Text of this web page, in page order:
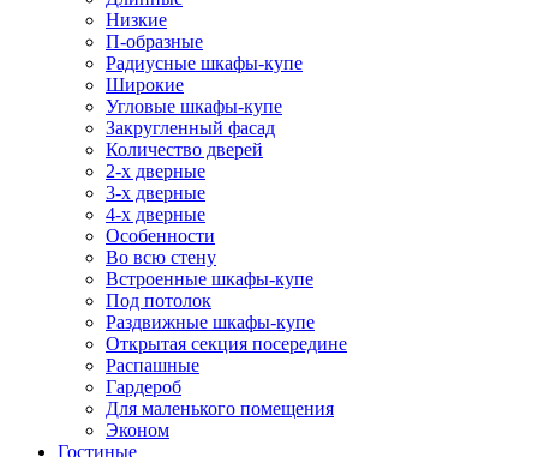
Низкие
П-образные
Радиусные шкафы-купе
Широкие
Угловые шкафы-купе
Закругленный фасад
Количество дверей
2-х дверные
3-х дверные
4-х дверные
Особенности
Во всю стену
Встроенные шкафы-купе
Под потолок
Раздвижные шкафы-купе
Открытая секция посередине
Распашные
Гардероб
Для маленького помещения
Эконом
Гостиные